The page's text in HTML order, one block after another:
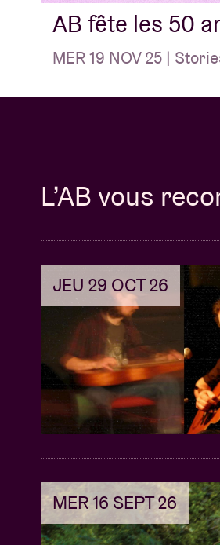
AB fête les 50
MER 19 NOV 25 |
L’AB vous
JEU 29 OCT 26
MER 16 SEPT 26